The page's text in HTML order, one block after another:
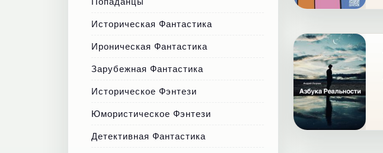
Историческая Фантастика
Ироническая Фантастика
Зарубежная Фантастика
Историческое Фэнтези
Юмористическое Фэнтези
Детективная Фантастика